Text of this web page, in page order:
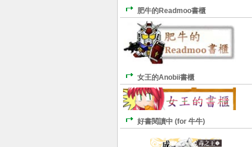
肥牛的Readmoo書櫃
女王的Anobii書櫃
好書閱讀中 (for 牛牛)